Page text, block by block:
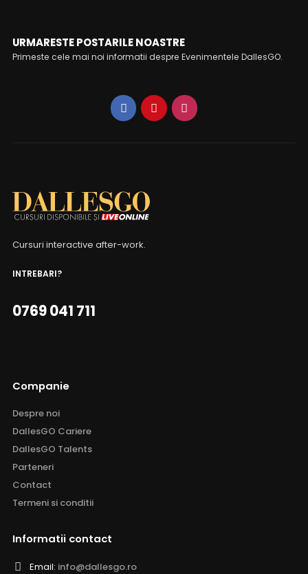
URMARESTE POSTARILE NOASTRE
Primeste cele mai noi informatii despre Evenimentele DallesGO.
Cursuri interactive after-work.
INTREBARI?
0769 041 711
Companie
Despre noi
DallesGO Cariere
DallesGO Talents
Parteneri
Contact
Termeni si conditii
Informatii contact
Email: info@dallesgo.ro